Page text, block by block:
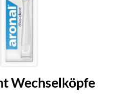
Wechselköpfe